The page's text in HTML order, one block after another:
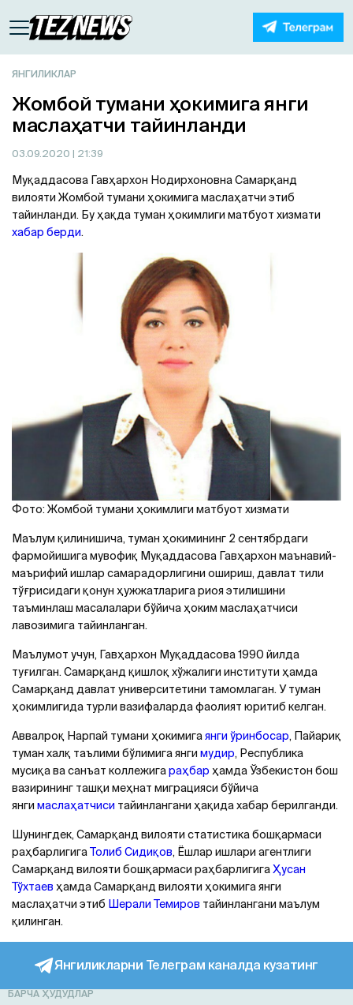
ЯНГИЛИКЛАР
Жомбой тумани ҳокимига янги
маслаҳатчи тайинланди
03.09.2020 | 21:39
Муқаддасова Гавҳархон Нодирхоновна Самарқанд
вилояти Жомбой тумани ҳокимига маслаҳатчи этиб
тайинланди. Бу ҳақда туман ҳокимлиги матбуот хизмати
хабар берди.
Фото: Жомбой тумани ҳокимлиги матбуот хизмати
Маълум қилинишича, туман ҳокимининг 2 сентябрдаги
фармойишига мувофиқ Муқаддасова Гавҳархон маънавий-
маърифий ишлар самарадорлигини ошириш, давлат тили
тўғрисидаги қонун ҳужжатларига риоя этилишини
таъминлаш масалалари бўйича ҳоким маслаҳатчиси
лавозимига тайинланган.
Маълумот учун, Гавҳархон Муқаддасова 1990 йилда
туғилган. Самарқанд қишлоқ хўжалиги институти ҳамда
Самарқанд давлат университетини тамомлаган. У туман
ҳокимлигида турли вазифаларда фаолият юритиб келган.
Аввалроқ Нарпай тумани ҳокимигаянги ўринбосар, Пайариқ
туман халқ таълими бўлимига янги мудир, Республика
мусиқа ва санъат коллежигараҳбар ҳамда Ўзбекистон бош
вазирининг ташқи меҳнат миграцияси бўйича
янги маслаҳатчиси тайинлангани ҳақида хабар берилганди.
Шунингдек, Самарқанд вилояти статистика бошқармаси
раҳбарлигигаТолиб Сидиқов, Ёшлар ишлари агентлиги
Самарқанд вилояти бошқармаси раҳбарлигигаҲусан
Тўхтаев ҳамда Самарқанд вилояти ҳокимига янги
маслаҳатчи этиб Шерали Темиров тайинлангани маълум
қилинган.
Янгиликларни Телеграм каналда кузатинг
БАРЧА ҲУДУДЛАР